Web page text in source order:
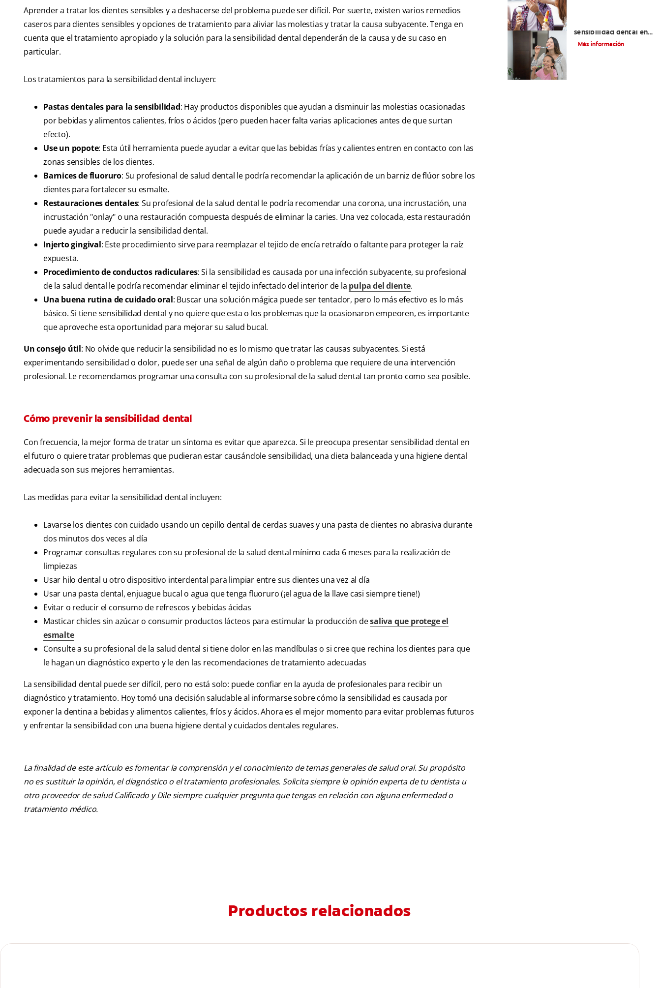
Aprender a tratar los dientes sensibles y a deshacerse del problema puede ser difícil. Por suerte, existen varios remedios
caseros para dientes sensibles y opciones de tratamiento para aliviar las molestias y tratar la causa subyacente. Tenga en
cuenta que el tratamiento apropiado y la solución para la sensibilidad dental dependerán de la causa y de su caso en
particular.
Los tratamientos para la sensibilidad dental incluyen:
Pastas dentales para la sensibilidad: Hay productos disponibles que ayudan a disminuir las molestias ocasionadas
por bebidas y alimentos calientes, fríos o ácidos (pero pueden hacer falta varias aplicaciones antes de que surtan
efecto).
Use un popote: Esta útil herramienta puede ayudar a evitar que las bebidas frías y calientes entren en contacto con las
zonas sensibles de los dientes.
Barnices de fluoruro: Su profesional de salud dental le podría recomendar la aplicación de un barniz de flúor sobre los
dientes para fortalecer su esmalte.
Restauraciones dentales: Su profesional de la salud dental le podría recomendar una corona, una incrustación, una
incrustación "onlay" o una restauración compuesta después de eliminar la caries. Una vez colocada, esta restauración
puede ayudar a reducir la sensibilidad dental.
Injerto gingival: Este procedimiento sirve para reemplazar el tejido de encía retraído o faltante para proteger la raíz
expuesta.
Procedimiento de conductos radiculares: Si la sensibilidad es causada por una infección subyacente, su profesional
de la salud dental le podría recomendar eliminar el tejido infectado del interior de la pulpa del diente.
Una buena rutina de cuidado oral: Buscar una solución mágica puede ser tentador, pero lo más efectivo es lo más
básico. Si tiene sensibilidad dental y no quiere que esta o los problemas que la ocasionaron empeoren, es importante
que aproveche esta oportunidad para mejorar su salud bucal.
Un consejo útil: No olvide que reducir la sensibilidad no es lo mismo que tratar las causas subyacentes. Si está
experimentando sensibilidad o dolor, puede ser una señal de algún daño o problema que requiere de una intervención
profesional. Le recomendamos programar una consulta con su profesional de la salud dental tan pronto como sea posible.
Cómo prevenir la sensibilidad dental
Con frecuencia, la mejor forma de tratar un síntoma es evitar que aparezca. Si le preocupa presentar sensibilidad dental en
el futuro o quiere tratar problemas que pudieran estar causándole sensibilidad, una dieta balanceada y una higiene dental
adecuada son sus mejores herramientas.
Las medidas para evitar la sensibilidad dental incluyen:
Lavarse los dientes con cuidado usando un cepillo dental de cerdas suaves y una pasta de dientes no abrasiva durante
dos minutos dos veces al día
Programar consultas regulares con su profesional de la salud dental mínimo cada 6 meses para la realización de
limpiezas
Usar hilo dental u otro dispositivo interdental para limpiar entre sus dientes una vez al día
Usar una pasta dental, enjuague bucal o agua que tenga fluoruro (¡el agua de la llave casi siempre tiene!)
Evitar o reducir el consumo de refrescos y bebidas ácidas
Masticar chicles sin azúcar o consumir productos lácteos para estimular la producción desaliva que protege el
esmalte
Consulte a su profesional de la salud dental si tiene dolor en las mandíbulas o si cree que rechina los dientes para que
le hagan un diagnóstico experto y le den las recomendaciones de tratamiento adecuadas
La sensibilidad dental puede ser difícil, pero no está solo: puede confiar en la ayuda de profesionales para recibir un
diagnóstico y tratamiento. Hoy tomó una decisión saludable al informarse sobre cómo la sensibilidad es causada por
exponer la dentina a bebidas y alimentos calientes, fríos y ácidos. Ahora es el mejor momento para evitar problemas futuros
y enfrentar la sensibilidad con una buena higiene dental y cuidados dentales regulares.
La finalidad de este artículo es fomentar la comprensión y el conocimiento de temas generales de salud oral. Su propósito
no es sustituir la opinión, el diagnóstico o el tratamiento profesionales. Solicita siempre la opinión experta de tu dentista u
otro proveedor de salud Calificado y Dile siempre cualquier pregunta que tengas en relación con alguna enfermedad o
tratamiento médico.
sensibilidad dental en
niñas y niños
Más información
Productos relacionados